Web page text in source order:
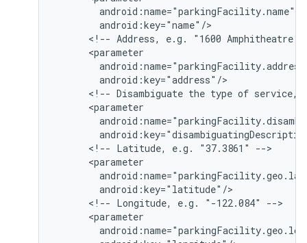
<!-- Address, e.g. "1600 Amphitheatre
<!-- Disambiguate the type of service,
<!-- Latitude, e.g. "37.3861"
<!-- Longitude, e.g. "-122.084"